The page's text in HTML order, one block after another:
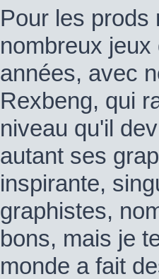
Pour les prods
nombreux
années, avec
Rexbeng, qui
niveau qu'il
autant ses
inspirante,
graphistes,
bons, mais je
monde a fait